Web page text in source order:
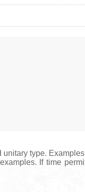
unitary type.
If time